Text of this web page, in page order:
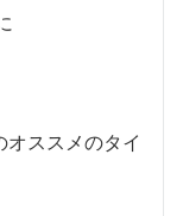
ススメのタイ